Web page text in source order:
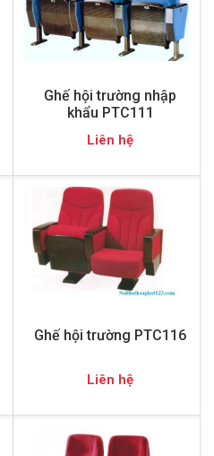
Ghế hội trường nhập
khẩu PTC111
Liên hệ
Ghế hội trường PTC116
Liên hệ